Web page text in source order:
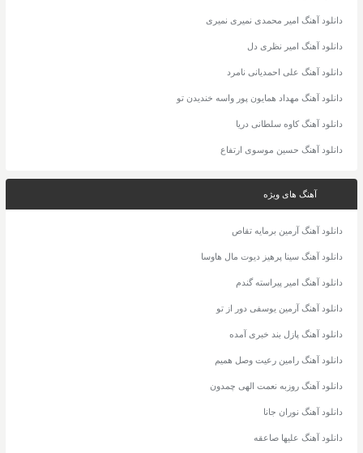
دانلود آهنگ امیر محمدی نمیری نمیری
دانلود آهنگ امیر نظری دل
دانلود آهنگ علی احمدیانی نامرد
دانلود آهنگ مهداد همایون پور واسه خندیدن تو
دانلود آهنگ کاوه سلطانی دریا
دانلود آهنگ حسین موسوی ارتفاع
آهنگ های ویژه
دانلود آهنگ آرمین برمایه تقاص
دانلود آهنگ سینا پرهیز دیوت مال هاوسا
دانلود آهنگ امیر پیراسته گندم
دانلود آهنگ آرمین یوسفی دور از تو
دانلود آهنگ پازل بند خبری آمده
دانلود آهنگ رامین رعیت وصل همیم
دانلود آهنگ روزبه نعمت الهی چمدون
دانلود آهنگ نوران جانا
دانلود آهنگ علیها صاعقه